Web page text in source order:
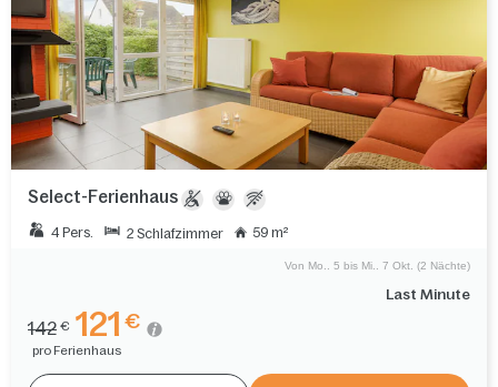
Select-Ferienhaus
4 Pers. 2 Schlafzimmer 59 m²
Last Minute
Von Mo.. 5 bis Mi.. 7 Okt. (2 Nächte)
142 € 121 €
pro Ferienhaus